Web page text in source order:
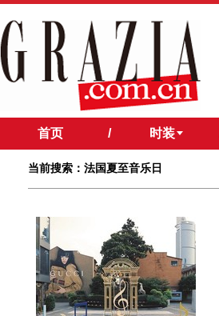
首页 / 时装
当前搜索：法国夏至音乐日